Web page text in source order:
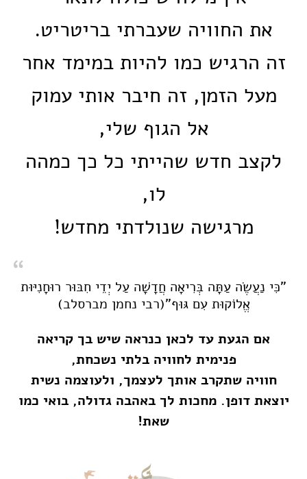
את החוויה שעברתי בריטריט.
זה הרגיש כמו להיות במימד אחר
מעל הזמן, זה חיבר אותי עמוק
אל הגוף שלי,
לקצב חדש שהייתי כל כך כמהה
לו,
מרגישה שנולדתי מחדש!
"כִּי נַעֲשֶׂה עַתָּה בְּרִיאָה חֲדָשָׁה עַל יְדֵי חִבּוּר רוּחָנִיּוּת
אֱלוֹקוּת עִם גּוּף"(רבי נחמן מברסלב)
אם הגעת עד לכאן כנראה שיש בך קריאה
פנימית לחוויה בלתי נשכחת,
חוויה שתקרב אותך לעצמך, ולעוצמה נשית
יוצאת דופן. מחכות לך באהבה גדולה, בואי כמו
שאת!